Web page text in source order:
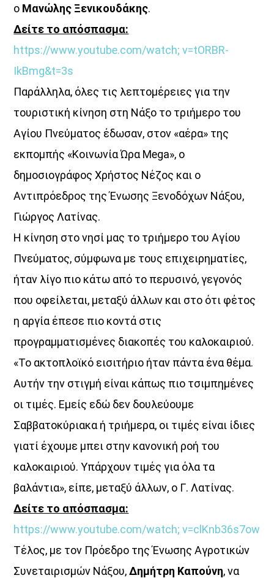
Ο Aegean Voice 107.5 συνεχίζει να σας κρατά συντροφιά
με αγαπημένες επιτυχίες, ξεχωριστές μελωδίες
και μουσικές επιλογές για κάθε στιγμή της ημέρας.
Χαλαρώστε, ταξιδέψτε, ανεβάστε ένταση
και μείνετε συντονισμένοι στη συχνότητα
που έχει πάντα κάτι όμορφο να ακουστεί.
Aegean Voice 107.5 τον ραδιοφωνικό σταθμό της
Ένωσης Αγροτικών Συναιτερισμών Νάξου
Discover More
UPCOMING SHOWS
22:00
14:00
ΜΟΥΣΙΚΗ
16:00
HOT 40 Θέμης Γεωργαντάς
18:00
20:00
20:00
Just Music
21:00
22:00
ο Μανώλης Ξενικουδάκης.
Δείτε το απόσπασμα:
https://www.youtube.com/watch;v=tORBR-
IkBmg&t=3s
Παράλληλα, όλες τις λεπτομέρειες για την
τουριστική κίνηση στη Νάξο το τριήμερο του
Αγίου Πνεύματος έδωσαν, στον «αέρα» της
εκπομπής «Κοινωνία Ώρα Mega», ο
δημοσιογράφος Χρήστος Νέζος και ο
Αντιπρόεδρος της Ένωσης Ξενοδόχων Νάξου,
Γιώργος Λατίνας.
Η κίνηση στο νησί μας το τριήμερο του Αγίου
Πνεύματος, σύμφωνα με τους επιχειρηματίες,
ήταν λίγο πιο κάτω από το περυσινό, γεγονός
που οφείλεται, μεταξύ άλλων και στο ότι φέτος
η αργία έπεσε πιο κοντά στις
προγραμματισμένες διακοπές του καλοκαιριού.
«Το ακτοπλοϊκό εισιτήριο ήταν πάντα ένα θέμα.
Αυτήν την στιγμή είναι κάπως πιο τσιμπημένες
οι τιμές. Εμείς εδώ δεν δουλεύουμε
Σαββατοκύριακα ή τριήμερα, οι τιμές είναι ίδιες
γιατί έχουμε μπει στην κανονική ροή του
καλοκαιριού. Υπάρχουν τιμές για όλα τα
βαλάντια», είπε, μεταξύ άλλων, ο Γ. Λατίνας.
Δείτε το απόσπασμα:
https://www.youtube.com/watch;v=clKnb36s7ow
Τέλος, με τον Πρόεδρο της Ένωσης Αγροτικών
Συνεταιρισμών Νάξου,Δημήτρη Καπούνη, να